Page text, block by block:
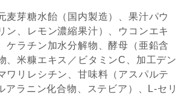
麦芽糖水飴（国内製造）、果汁パウ
ン、レモン濃縮果汁）、ウコンエキ
ケラチン加水分解物、酵母（亜鉛含
、米糠エキス／ビタミンC、加工デン
ワリレシチン、甘味料（アスパルテ
アラニン化合物、ステビア）、L-セリ